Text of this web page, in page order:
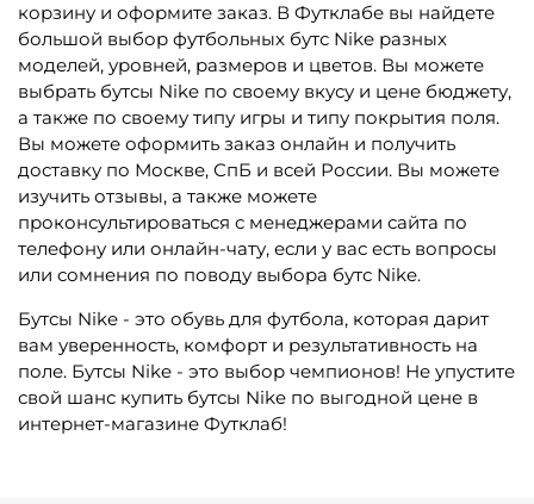
корзину и оформите заказ. В Футклабе вы найдете
большой выбор футбольных бутс Nike разных
моделей, уровней, размеров и цветов. Вы можете
выбрать бутсы Nike по своему вкусу и цене бюджету,
а также по своему типу игры и типу покрытия поля.
Вы можете оформить заказ онлайн и получить
доставку по Москве, СпБ и всей России. Вы можете
изучить отзывы, а также можете
проконсультироваться с менеджерами сайта по
телефону или онлайн-чату, если у вас есть вопросы
или сомнения по поводу выбора бутс Nike.
Бутсы Nike - это обувь для футбола, которая дарит
вам уверенность, комфорт и результативность на
поле. Бутсы Nike - это выбор чемпионов! Не упустите
свой шанс купить бутсы Nike по выгодной цене в
интернет-магазине Футклаб!